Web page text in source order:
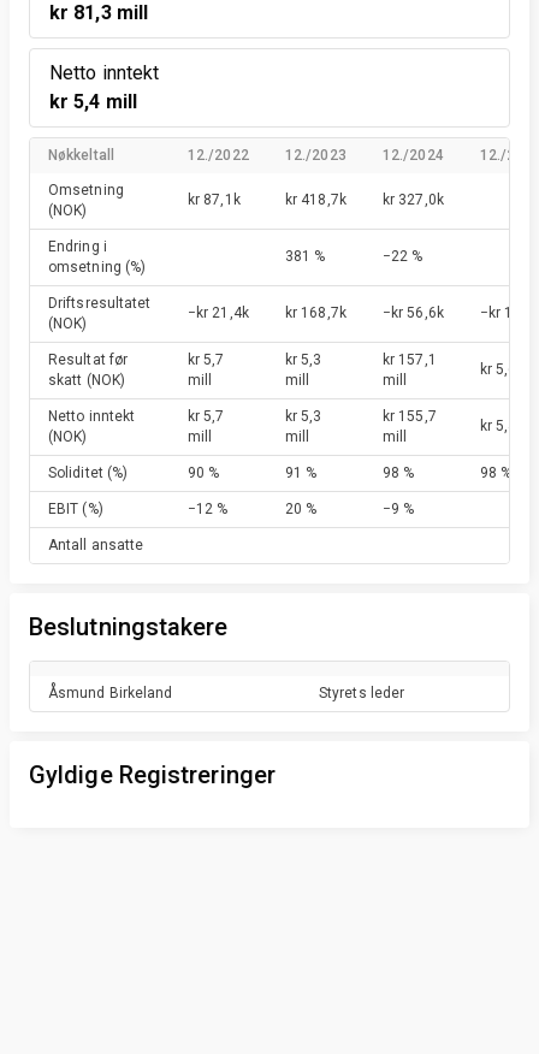
kr 81,3 mill
Netto inntekt
kr 5,4 mill
Nøkkeltall 12./2022 12./2023 12./2024 12./
Omsetning
(NOK)
kr 87,1k kr 418,7k kr 327,0k
Endring i
omsetning (%)
381 % −22 %
Driftsresultatet
(NOK)
−kr 21,4k kr 168,7k −kr 56,6k −kr
Resultat før
skatt (NOK)
kr 5,7
mill
kr 5,3
mill
kr 157,1
mill
kr 5,6
Netto inntekt
(NOK)
kr 5,7
mill
kr 5,3
mill
kr 155,7
mill
kr 5,4
Soliditet (%) 90 % 91 % 98 % 98 %
EBIT (%) −12 % 20 % −9 %
Antall ansatte
Beslutningstakere
Åsmund Birkeland Styrets leder
Gyldige Registreringer